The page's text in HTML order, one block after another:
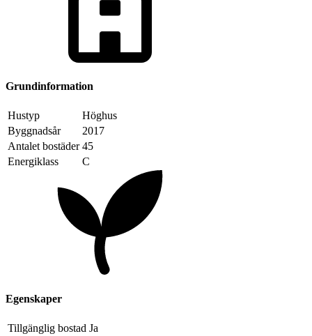
Grundinformation
Hustyp
Höghus
Byggnadsår
2017
Antalet bostäder 45
Energiklass
C
Egenskaper
Tillgänglig bostad Ja